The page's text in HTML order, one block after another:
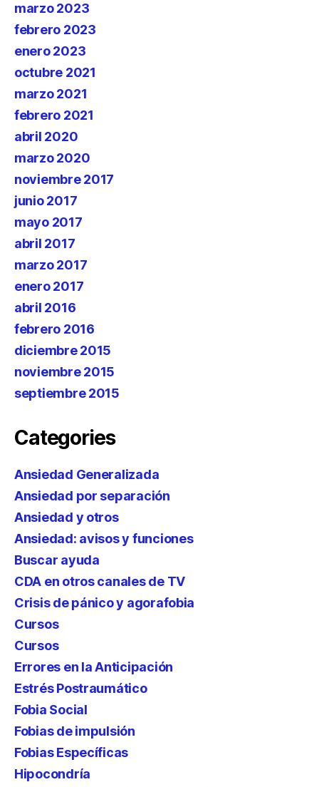
marzo 2023
febrero 2023
enero 2023
octubre 2021
marzo 2021
febrero 2021
abril 2020
marzo 2020
noviembre 2017
junio 2017
mayo 2017
abril 2017
marzo 2017
enero 2017
abril 2016
febrero 2016
diciembre 2015
noviembre 2015
septiembre 2015
Categories
Ansiedad Generalizada
Ansiedad por separación
Ansiedad y otros
Ansiedad: avisos y funciones
Buscar ayuda
CDA en otros canales de TV
Crisis de pánico y agorafobia
Cursos
Cursos
Errores en la Anticipación
Estrés Postraumático
Fobia Social
Fobias de impulsión
Fobias Específicas
Hipocondría